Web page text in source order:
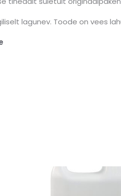
lagunev. Toode on vees
Price